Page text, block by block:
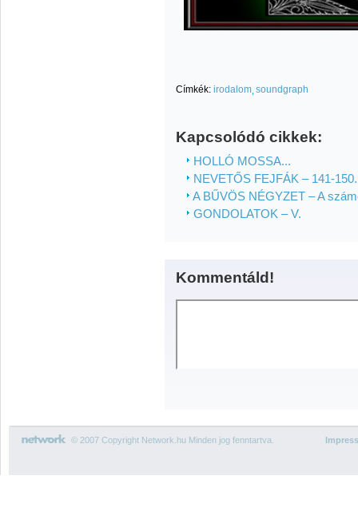
Címkék: irodalom soundgraph
Kapcsolódó cikkek:
HOLLÓ MOSSA...
NEVETŐS FEJFÁK – 141-150.
A BŰVÖS NÉGYZET – A
GONDOLATOK – V.
Kommentáld!
© 2007 Copyright Network.hu Minden jog fenntartva.